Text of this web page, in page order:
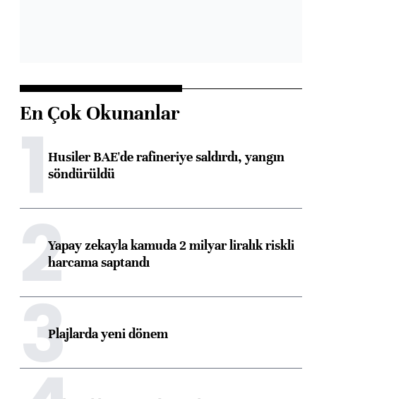
En Çok Okunanlar
1Husiler BAE'de rafineriye saldırdı, yangın
söndürüldü
2Yapay zekayla kamuda 2 milyar liralık riskli
harcama saptandı
3Plajlarda yeni dönem